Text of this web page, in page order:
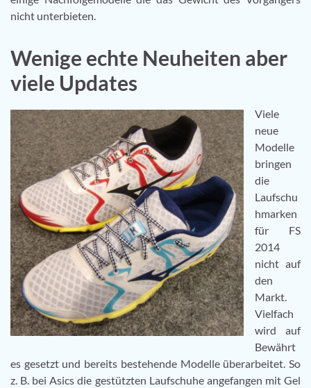
nicht unterbieten.
Wenige echte Neuheiten aber
viele Updates
Viele
neue
Modelle
bringen
die
Laufschu
hmarken
für FS
2014
nicht auf
den
Markt.
Vielfach
wird auf
Bewährt
es gesetzt und bereits bestehende Modelle überarbeitet. So
z. B. bei Asics die gestützten Laufschuhe angefangen mit Gel